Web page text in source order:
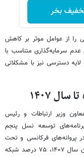
بخر
را از عوامل موثر بر کاهش
سرمایه‌گذاری متناسب با
به مهر ۱۴۰۳، شبکه در لایه دسترسی نیز با مشکلاتی
وزیر ارتباطات و رئیس
توسعه نسل پنجم
پروانه‌های فرکانسی و تحت
نظارت مستقیم رگولاتوری، اپراتورها مکلف‌اند تا پایان سال ۱۴۰۷، ۷۵ درصد شبکه